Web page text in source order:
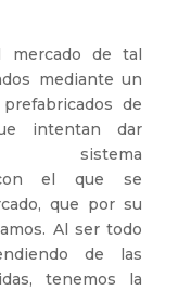
mercado de tal
mediante un
de
intentan dar
con el que se
que por su
Al ser todo
de las
tenemos la